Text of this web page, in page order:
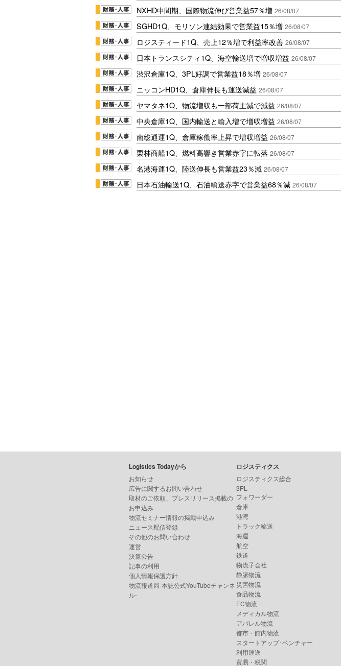
NXHD中間期、国際物流伸び営業益57％増 26/08/07
SGHD1Q、モリソン連結効果で営業益15％増 26/08/07
ロジスティード1Q、売上12％増で利益率改善 26/08/07
日本トランスシティ1Q、海空輸送増で増収増益 26/08/07
渋沢倉庫1Q、3PL好調で営業益18％増 26/08/07
ニッコンHD1Q、倉庫伸長も運送減益 26/08/07
ヤマタネ1Q、物流増収も一部荷主減で減益 26/08/07
中央倉庫1Q、国内輸送と輸入増で増収増益 26/08/07
南総通運1Q、倉庫稼働率上昇で増収増益 26/08/07
栗林商船1Q、燃料高響き営業赤字に転落 26/08/07
名港海運1Q、陸送伸長も営業益23％減 26/08/07
日本石油輸送1Q、石油輸送赤字で営業益68％減 26/08/07
Logistics Todayから
お知らせ
広告に関するお問い合わせ
取材のご依頼、プレスリリース掲載の
お申込み
物流セミナー情報の掲載申込み
ニュース配信登録
その他のお問い合わせ
運営
決算公告
記事の利用
個人情報保護方針
物流報道局-本誌公式YouTubeチャンネ
ル-
ロジスティクス
ロジスティクス総合
3PL
フォワーダー
倉庫
港湾
トラック輸送
海運
航空
鉄道
物流子会社
静脈物流
災害物流
食品物流
EC物流
メディカル物流
アパレル物流
都市・館内物流
スタートアップ･ベンチャー
利用運送
貿易・税関